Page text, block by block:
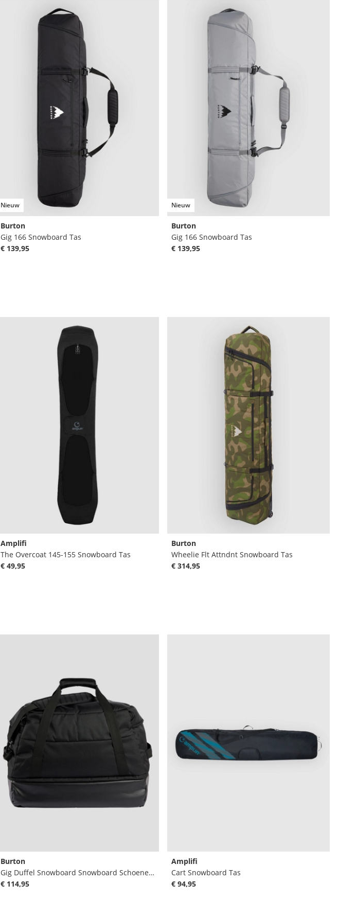
Nieuw
Burton
Gig 166 Snowboard Tas
€ 139,95
Nieuw
Burton
Gig 166 Snowboard Tas
€ 139,95
Amplifi
The Overcoat 145-155 Snowboard Tas
€ 49,95
Burton
Wheelie Flt Attndnt Snowboard Tas
€ 314,95
Burton
Gig Duffel Snowboard Snowboard Schoenen Tas
€ 114,95
Amplifi
Cart Snowboard Tas
€ 94,95